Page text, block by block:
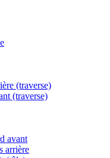
(traverse)
(traverse)
avant
arrière